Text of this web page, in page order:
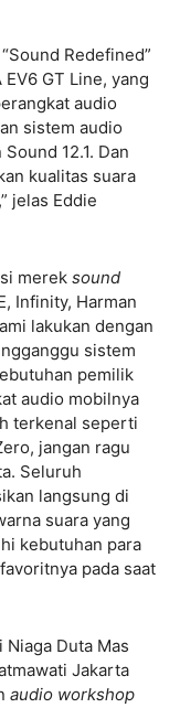
Redefined”
GT Line, yang
audio
sistem audio
12.1. Dan
kualitas suara
jelas Eddie
merek sound
Infinity, Harman
lakukan dengan
sistem
pemilik
audio mobilnya
terkenal seperti
jangan ragu
Seluruh
langsung di
suara yang
kebutuhan para
pada saat
Duta Mas
Jakarta
audio workshop